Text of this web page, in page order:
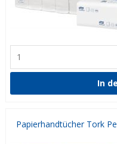
Papierhandtücher Tork